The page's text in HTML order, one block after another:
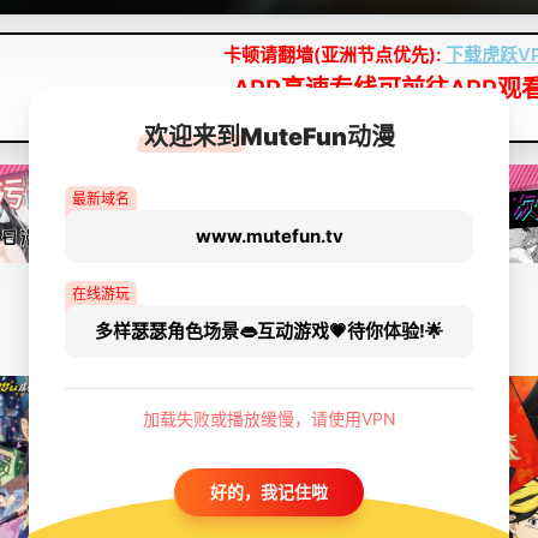
卡顿请翻墙(亚洲节点优先): 下载虎跃
APP高速专线可前往APP观
点我下载APP（仅安卓/苹果暂无）
欢迎来到MuteFun动漫
最新域名
www.mutefun.tv
在线游玩
多样瑟瑟角色场景👄互动游戏💗待你体验!🌟
加载失败或播放缓慢，请使用VPN
好的，我记住啦